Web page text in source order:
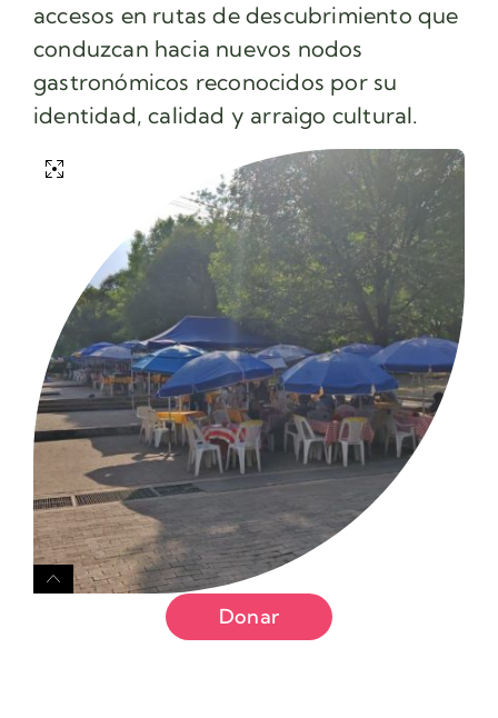
accesos en rutas de descubrimiento que
conduzcan hacia nuevos nodos
gastronómicos reconocidos por su
identidad, calidad y arraigo cultural.
Donar